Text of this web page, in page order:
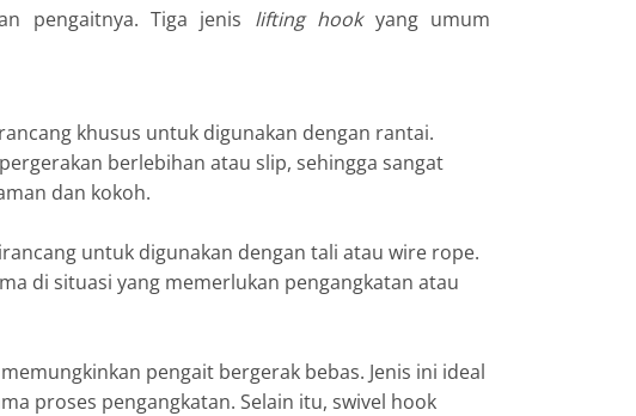
pengaitnya. Tiga jenis lifting hookyang umum
khusus untuk digunakan dengan rantai.
berlebihan atau slip, sehingga sangat
dan kokoh.
untuk digunakan dengan tali atau wire rope.
di situasi yang memerlukan pengangkatan atau
pengait bergerak bebas. Jenis ini ideal
proses pengangkatan. Selain itu, swivel hook